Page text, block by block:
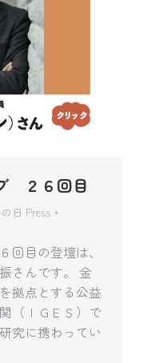
２６回目
日 Press
目の登壇は、
さんです。 金
拠点とする公益
（ＩＧＥＳ）で
究に携わってい